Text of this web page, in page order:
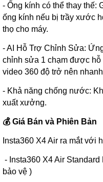
- Ống kính có thể thay thế:
ống kính nếu bị trầy xước
thọ cho máy.
- AI Hỗ Trợ Chỉnh Sửa:
chỉnh sửa 1 chạm được
video 360 độ trở nên
- Khả năng chống nước:
xuất xưởng.
💰 Giá Bán và Phiên Bản
Insta360 X4 Air ra mắt với
- Insta360 X4 Air
bảo vệ )